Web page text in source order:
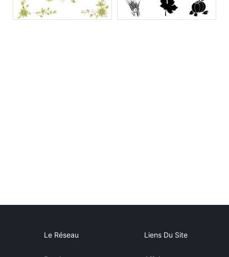
Le Réseau Liens Du Site